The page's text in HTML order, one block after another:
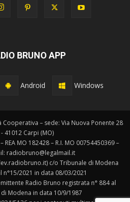
BRUNO APP
Android Windows
Cooperativa – sede: Via Nuova Ponente 28
- 41012 Carpi (MO)
REA MO 182428 – R.I. MO 00754450369 –
radiobruno@legalmail.it
c/o Tribunale di Modena
n°15/2021 in data 08/03/2021
Radio Bruno registrata n° 884 al
Modena in data 10/9/1987